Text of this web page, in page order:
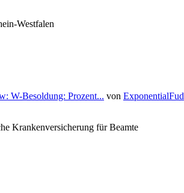
Westfalen
W-Besoldung: Prozent... von ExponentialFud
Krankenversicherung für Beamte